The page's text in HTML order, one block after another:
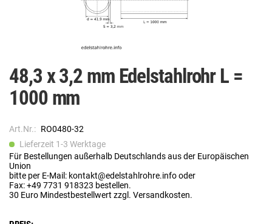
48,3 x 3,2 mm Edelstahlrohr L =
1000 mm
Art.Nr.: RO0480-32
Lieferzeit 1-3 Werktage
Für Bestellungen außerhalb Deutschlands aus der Europäischen
Union
bitte per E-Mail: kontakt@edelstahlrohre.info oder
Fax: +49 7731 918323 bestellen.
30 Euro Mindestbestellwert zzgl. Versandkosten.